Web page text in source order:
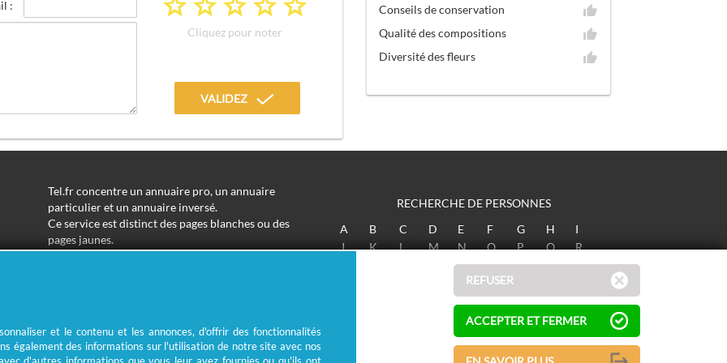
:
Cliquez pour noter
VALIDEZ
Conseils de conservation
Qualité des compositions
Diversité des fleurs
Tel.fr concentre un annuaire pro, un annuaire
particulier et un annuaire inversé.
Ce service est distinct des pages blanches ou des
pages jaunes.
Les informations utilisées peuvent donc varier en
nom ou un métier.
Enfin, l'annuaire inversé permet de trouver l'identité
RECHERCHE DE PERSONNES
A
B C D E F G H
I
J
K L M N O P Q
R
W X Y Z
et le contenu et les annonces, d'offrir des fonctionnalités
également des informations sur l'utilisation de notre site avec nos
REFUSER
ACCEPTER ET FERMER